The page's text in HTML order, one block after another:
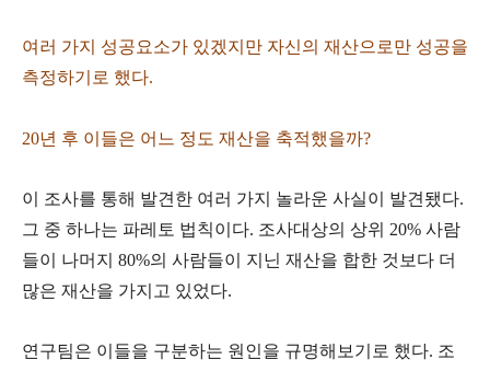
여러 가지 성공요소가 있겠지만 자신의 재산으로만 성공을
측정하기로 했다.
20년 후 이들은 어느 정도 재산을 축적했을까?
이 조사를 통해 발견한 여러 가지 놀라운 사실이 발견됐다.
그 중 하나는 파레토 법칙이다. 조사대상의 상위 20% 사람
들이 나머지 80%의 사람들이 지닌 재산을 합한 것보다 더
많은 재산을 가지고 있었다.
연구팀은 이들을 구분하는 원인을 규명해보기로 했다. 조